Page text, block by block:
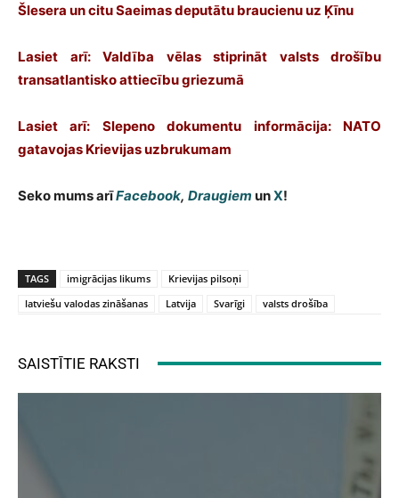
Šlesera un citu Saeimas deputātu braucienu uz Ķīnu
Lasiet arī: Valdība vēlas stiprināt valsts drošību
transatlantisko attiecību griezumā
Lasiet arī: Slepeno dokumentu informācija: NATO
gatavojas Krievijas uzbrukumam
Seko mums arīFacebook, Draugiem unX!
TAGS imigrācijas likums
Krievijas pilsoņi
latviešu valodas zināšanas
Latvija Svarīgi valsts drošība
SAISTĪTIE RAKSTI